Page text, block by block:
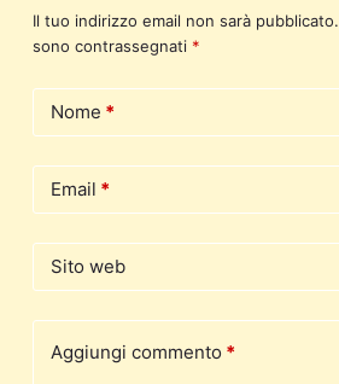
Il tuo indirizzo email non sarà pubblicato.
sono contrassegnati *
Nome *
Email *
Sito web
Aggiungi commento *